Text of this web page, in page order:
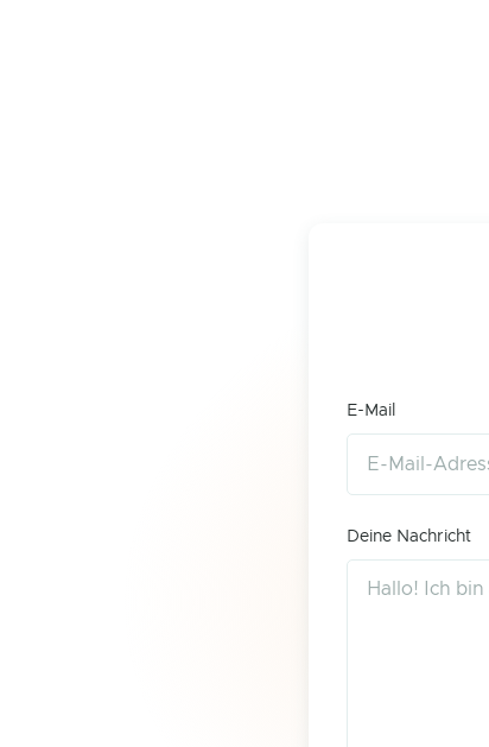
E-Mail
Deine Nachricht